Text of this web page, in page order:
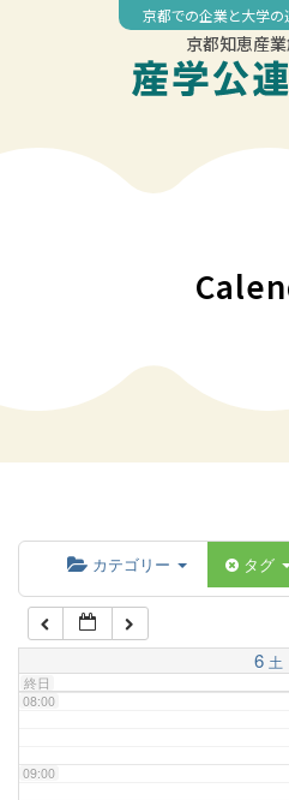
京都での企業と大学の
京都知恵産
カテゴリー タグ
6 土
終日
04:00
07:00
08:00
09:00